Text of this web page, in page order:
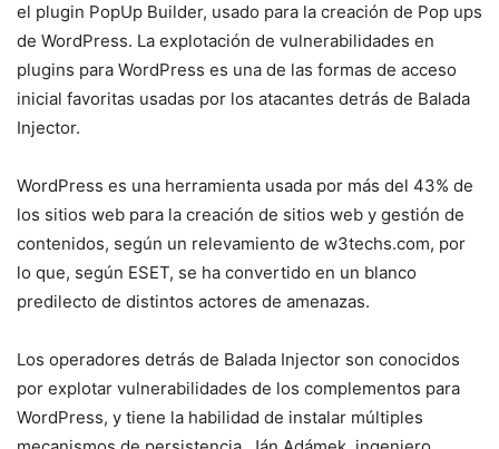
el plugin PopUp Builder, usado para la creación de Pop ups
de WordPress. La explotación de vulnerabilidades en
plugins para WordPress es una de las formas de acceso
inicial favoritas usadas por los atacantes detrás de Balada
Injector.
WordPress es una herramienta usada por más del 43% de
los sitios web para la creación de sitios web y gestión de
contenidos, según un relevamiento de w3techs.com, por
lo que, según ESET, se ha convertido en un blanco
predilecto de distintos actores de amenazas.
Los operadores detrás de Balada Injector son conocidos
por explotar vulnerabilidades de los complementos para
WordPress, y tiene la habilidad de instalar múltiples